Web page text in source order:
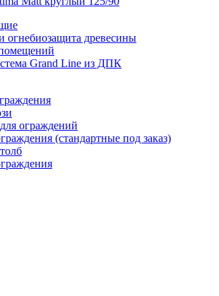
огнебиозащита древесины
Grand Line из ДПК
ограждений
(стандартные под заказ)